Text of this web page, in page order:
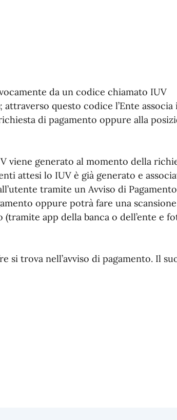
da un codice chiamato IUV
questo codice l’Ente associa
di pagamento oppure alla
viene generato al momento della
attesi lo IUV è già generato e
tramite un Avviso di
oppure potrà fare una
app della banca o dell’ente e
trova nell’avviso di pagamento. Il